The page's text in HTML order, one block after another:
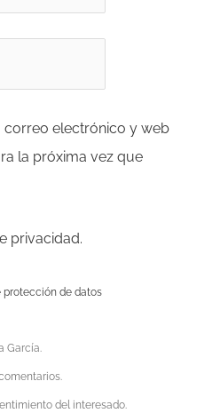
correo electrónico y web
la próxima vez que
privacidad.
protección de datos
García.
del interesado.